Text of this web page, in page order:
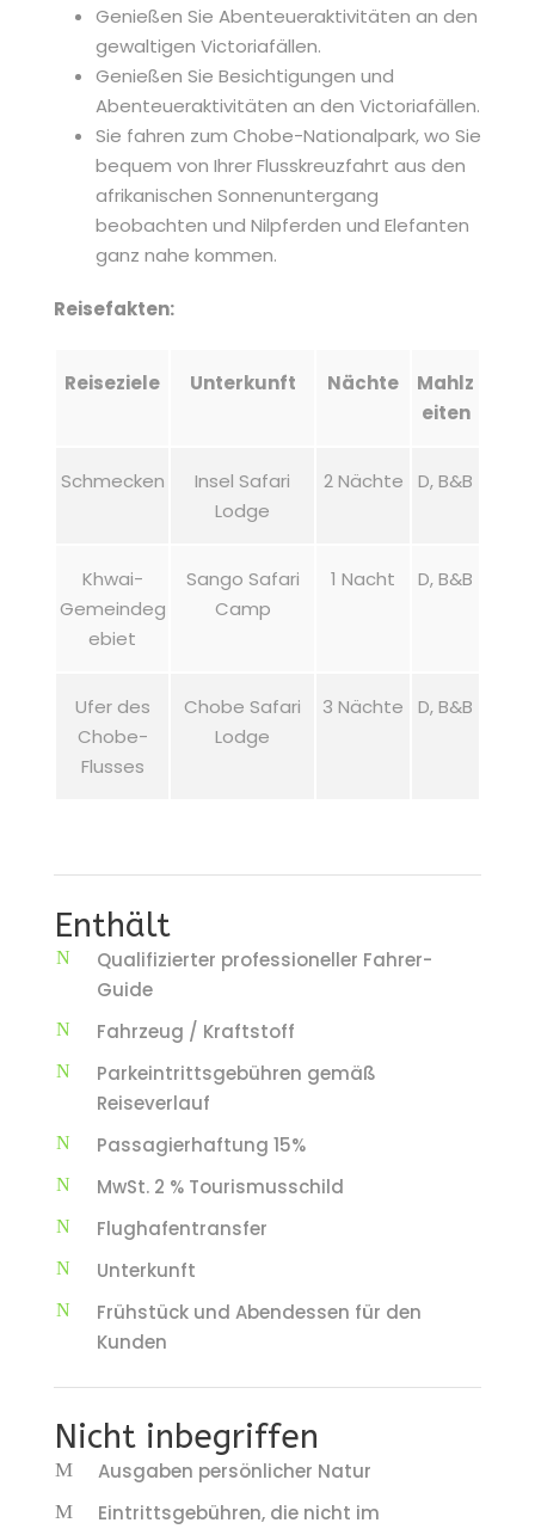
Genießen Sie Abenteueraktivitäten an den
gewaltigen Victoriafällen.
Genießen Sie Besichtigungen und
Abenteueraktivitäten an den Victoriafällen.
Sie fahren zum Chobe-Nationalpark, wo Sie
bequem von Ihrer Flusskreuzfahrt aus den
afrikanischen Sonnenuntergang
beobachten und Nilpferden und Elefanten
ganz nahe kommen.
Reisefakten:
Reiseziele Unterkunft Nächte
Mahlz
eiten
Schmecken
Insel Safari
Lodge
2 Nächte D, B&B
Khwai-
Gemeindeg
ebiet
Sango Safari
Camp
1 Nacht D, B&B
Ufer des
Chobe-
Flusses
Chobe Safari
Lodge
3 Nächte D, B&B
Enthält
Qualifizierter professioneller Fahrer-
Guide
Fahrzeug / Kraftstoff
Parkeintrittsgebühren gemäß
Reiseverlauf
Passagierhaftung 15%
MwSt. 2 % Tourismusschild
Flughafentransfer
Unterkunft
Frühstück und Abendessen für den
Kunden
Nicht inbegriffen
Ausgaben persönlicher Natur
Eintrittsgebühren, die nicht im